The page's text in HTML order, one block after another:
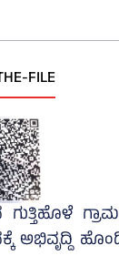
FILE
ಅಭಿವೃದ್ದಿ